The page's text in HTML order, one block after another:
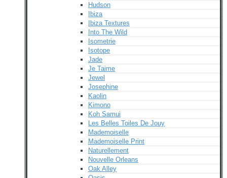
Hudson
Ibiza
Ibiza Textures
Into The Wild
Isometrie
Isotope
Jade
Je Taime
Jewel
Josephine
Kaolin
Kimono
Koh Samui
Les Belles Toiles De Jouy
Mademoiselle
Mademoiselle Print
Naturellement
Nouvelle Orleans
Oak Alley